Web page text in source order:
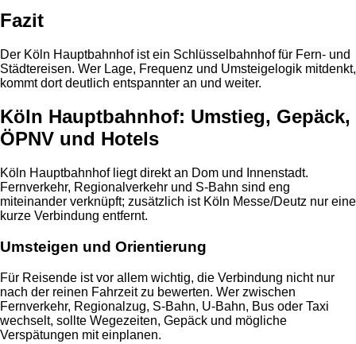
Fazit
Der Köln Hauptbahnhof ist ein Schlüsselbahnhof für Fern- und
Städtereisen. Wer Lage, Frequenz und Umsteigelogik mitdenkt,
kommt dort deutlich entspannter an und weiter.
Köln Hauptbahnhof: Umstieg, Gepäck,
ÖPNV und Hotels
Köln Hauptbahnhof liegt direkt an Dom und Innenstadt.
Fernverkehr, Regionalverkehr und S-Bahn sind eng
miteinander verknüpft; zusätzlich ist Köln Messe/Deutz nur eine
kurze Verbindung entfernt.
Umsteigen und Orientierung
Für Reisende ist vor allem wichtig, die Verbindung nicht nur
nach der reinen Fahrzeit zu bewerten. Wer zwischen
Fernverkehr, Regionalzug, S-Bahn, U-Bahn, Bus oder Taxi
wechselt, sollte Wegezeiten, Gepäck und mögliche
Verspätungen mit einplanen.